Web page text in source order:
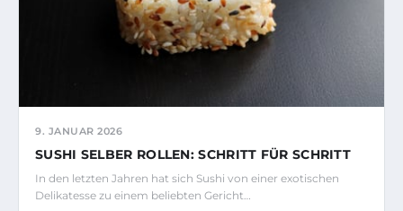
9. JANUAR 2026
SUSHI SELBER ROLLEN: SCHRITT FÜR SCHRITT
In den letzten Jahren hat sich Sushi von einer exotischen
Delikatesse zu einem beliebten Gericht…